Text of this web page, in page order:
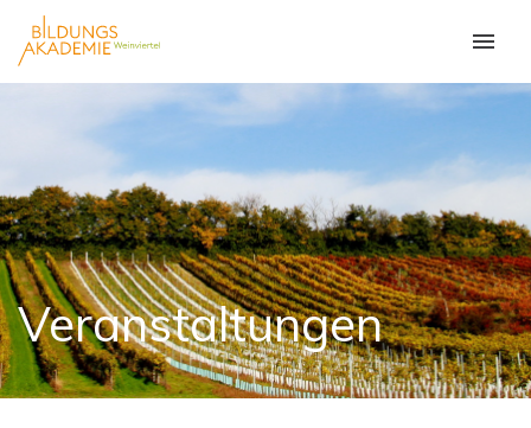
Veranstaltungen